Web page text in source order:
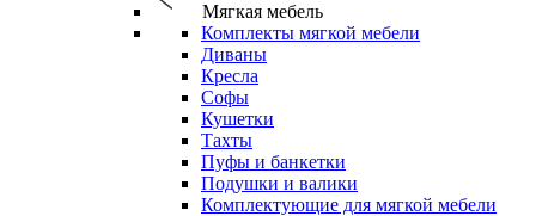
Мягкая мебель
Комплекты мягкой мебели
Диваны
Кресла
Софы
Кушетки
Тахты
Пуфы и банкетки
Подушки и валики
Комплектующие для мягкой мебели